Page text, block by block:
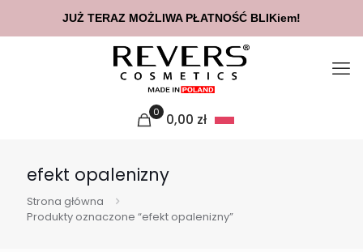
0 0,00 zł
efekt opalenizny
Strona główna
Produkty oznaczone “efekt opalenizny”
JUŻ TERAZ MOŻLIWA PŁATNOŚĆ BLIKiem!